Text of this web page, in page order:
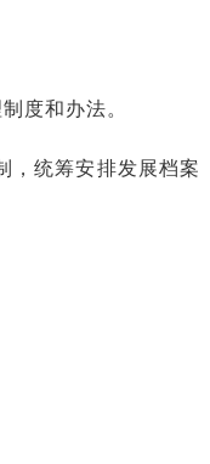
度和办法。
，统筹安排发展档案